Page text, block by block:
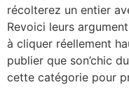
récolterez un entier
Revoici leurs
à cliquer réellement
publier que son’chic
cette catégorie pour